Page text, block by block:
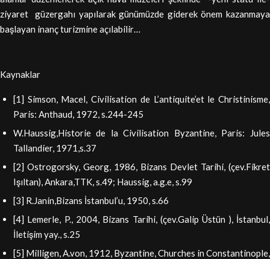
ziyaret güzergahı yapılarak günümüzde giderek önem kazanmaya
başlayan inanç turizmine açılabilir…
Kaynaklar
[1] Simson, Macel, Civilisation de L’antiquite’et le Christinisme,
Paris: Anthaud, 1972, s.244-245
W.Haussig,Historie de la Civilisation Byzantine, Paris: Jules
Tallandier, 1971,s.37
[2] Ostrogorsky, Georg, 1986, Bizans Devlet Tarihi, (çev.Fikret
Işıltan), Ankara,TTK, s.49; Haussig, a.g.e, s.99
[3] R.Janin,Bizans İstanbul’u, 1950, s.66
[4] Lemerle, P., 2004, Bizans Tarihi, (çev.Galip Üstün ), İstanbul,
İletişim yay., s.25
[5] Milligen, A.von, 1912, Byzantine, Churches in Constantinople,